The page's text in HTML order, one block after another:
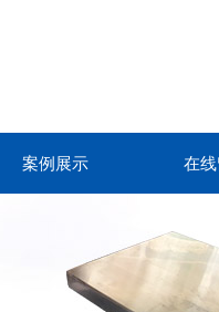
案例展示 在